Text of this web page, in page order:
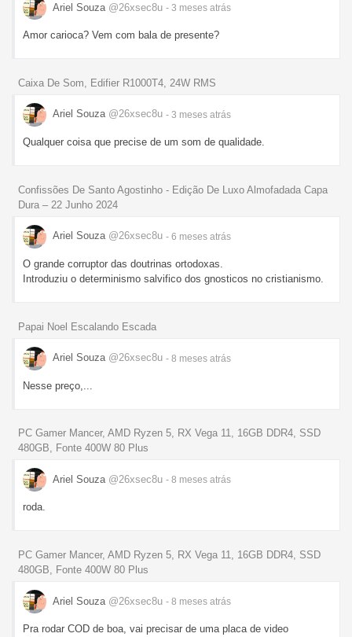
Ariel Souza @26xsec8u - 3 meses atrás
Amor carioca? Vem com bala de presente?
Caixa De Som, Edifier R1000T4, 24W RMS
Ariel Souza @26xsec8u - 3 meses atrás
Qualquer coisa que precise de um som de qualidade.
Confissões De Santo Agostinho - Edição De Luxo Almofadada Capa
Dura – 22 Junho 2024
Ariel Souza @26xsec8u - 6 meses atrás
O grande corruptor das doutrinas ortodoxas.
Introduziu o determinismo salvifico dos gnosticos no cristianismo.
Papai Noel Escalando Escada
Ariel Souza @26xsec8u - 8 meses atrás
Nesse preço,...
PC Gamer Mancer, AMD Ryzen 5, RX Vega 11, 16GB DDR4, SSD
480GB, Fonte 400W 80 Plus
Ariel Souza @26xsec8u - 8 meses atrás
roda.
PC Gamer Mancer, AMD Ryzen 5, RX Vega 11, 16GB DDR4, SSD
480GB, Fonte 400W 80 Plus
Ariel Souza @26xsec8u - 8 meses atrás
Pra rodar COD de boa, vai precisar de uma placa de video